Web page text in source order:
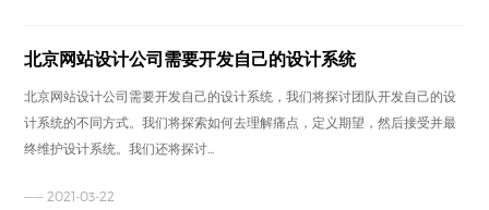
北京网站设计公司需要开发自己的设计系统
北京网站设计公司需要开发自己的设计系统，我们将探讨团队开发自己的设
计系统的不同方式。我们将探索如何去理解痛点，定义期望，然后接受并最
终维护设计系统。我们还将探讨...
—— 2021-03-22